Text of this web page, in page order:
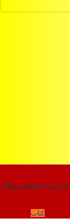
درباره ماپشتیبانیوبلاگ
کتاب